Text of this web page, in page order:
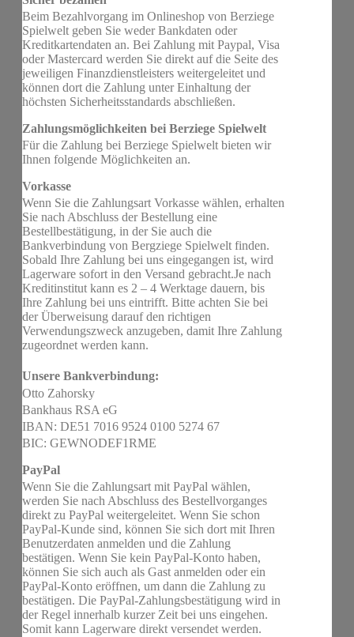
Beim Bezahlvorgang im Onlineshop von Berziege
Spielwelt geben Sie weder Bankdaten oder
Kreditkartendaten an. Bei Zahlung mit Paypal, Visa
oder Mastercard werden Sie direkt auf die Seite des
jeweiligen Finanzdienstleisters weitergeleitet und
können dort die Zahlung unter Einhaltung der
höchsten Sicherheitsstandards abschließen.
Zahlungsmöglichkeiten bei Berziege Spielwelt
Für die Zahlung bei Berziege Spielwelt bieten wir
Ihnen folgende Möglichkeiten an.
Vorkasse
Wenn Sie die Zahlungsart Vorkasse wählen, erhalten
Sie nach Abschluss der Bestellung eine
Bestellbestätigung, in der Sie auch die
Bankverbindung von Bergziege Spielwelt finden.
Sobald Ihre Zahlung bei uns eingegangen ist, wird
Lagerware sofort in den Versand gebracht.Je nach
Kreditinstitut kann es 2 – 4 Werktage dauern, bis
Ihre Zahlung bei uns eintrifft. Bitte achten Sie bei
der Überweisung darauf den richtigen
Verwendungszweck anzugeben, damit Ihre Zahlung
zugeordnet werden kann.
Unsere Bankverbindung:
Otto Zahorsky
Bankhaus RSA eG
IBAN: DE51 7016 9524 0100 5274 67
BIC: GEWNODEF1RME
PayPal
Wenn Sie die Zahlungsart mit PayPal wählen,
werden Sie nach Abschluss des Bestellvorganges
direkt zu PayPal weitergeleitet. Wenn Sie schon
PayPal-Kunde sind, können Sie sich dort mit Ihren
Benutzerdaten anmelden und die Zahlung
bestätigen. Wenn Sie kein PayPal-Konto haben,
können Sie sich auch als Gast anmelden oder ein
PayPal-Konto eröffnen, um dann die Zahlung zu
bestätigen. Die PayPal-Zahlungsbestätigung wird in
der Regel innerhalb kurzer Zeit bei uns eingehen.
Somit kann Lagerware direkt versendet werden.